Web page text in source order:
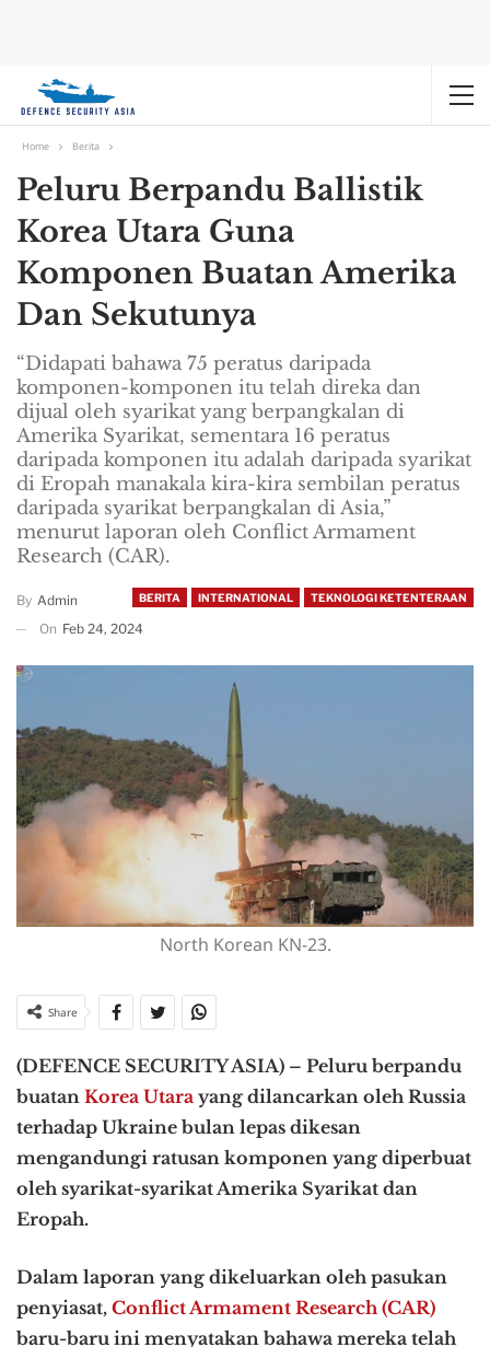
Home Berita
Peluru Berpandu Ballistik
Korea Utara Guna
Komponen Buatan Amerika
Dan Sekutunya
“Didapati bahawa 75 peratus daripada
komponen-komponen itu telah direka dan
dijual oleh syarikat yang berpangkalan di
Amerika Syarikat, sementara 16 peratus
daripada komponen itu adalah daripada syarikat
di Eropah manakala kira-kira sembilan peratus
daripada syarikat berpangkalan di Asia,”
menurut laporan oleh Conflict Armament
Research (CAR).
BERITA INTERNATIONAL TEKNOLOGI KETENTERAAN
By Admin
On Feb 24, 2024
North Korean KN-23.
Share
(DEFENCE SECURITY ASIA) – Peluru berpandu
buatan Korea Utara yang dilancarkan oleh Russia
terhadap Ukraine bulan lepas dikesan
mengandungi ratusan komponen yang diperbuat
oleh syarikat-syarikat Amerika Syarikat dan
Eropah.
Dalam laporan yang dikeluarkan oleh pasukan
penyiasat, Conflict Armament Research (CAR)
baru-baru ini menyatakan bahawa mereka telah